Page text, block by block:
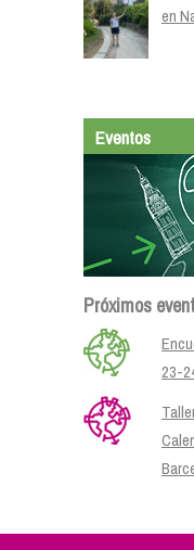
en
Eventos
Próximos
23-